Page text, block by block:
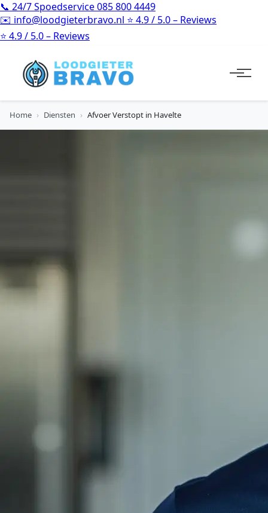
📞 24/7 Spoedservice085 800 4449
✉️ info@loodgieterbravo.nl ⭐ 4.9 / 5.0 – Reviews
⭐ 4.9 / 5.0 – Reviews
Home › Diensten › Afvoer Verstopt in Havelte